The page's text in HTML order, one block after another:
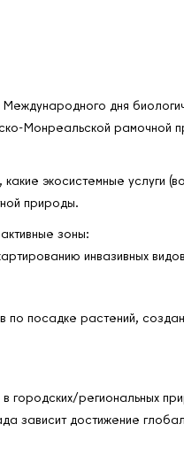
дня
Монреальской рамочной
экосистемные услуги
природы.
зоны:
инвазивных
по посадке растений,
городских/региональных
зависит достижение